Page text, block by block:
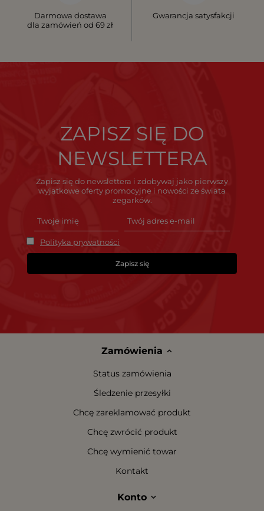
Darmowa dostawa
dla zamówień od 69 zł
Gwarancja satysfakcji
ZAPISZ SIĘ DO
NEWSLETTERA
Zapisz się do newslettera i zdobywaj jako pierwszy
wyjątkowe oferty promocyjne i nowości ze świata
zegarków.
Polityka prywatności
Zapisz się
Zamówienia
Status zamówienia
Śledzenie przesyłki
Chcę zareklamować produkt
Chcę zwrócić produkt
Chcę wymienić towar
Kontakt
Konto